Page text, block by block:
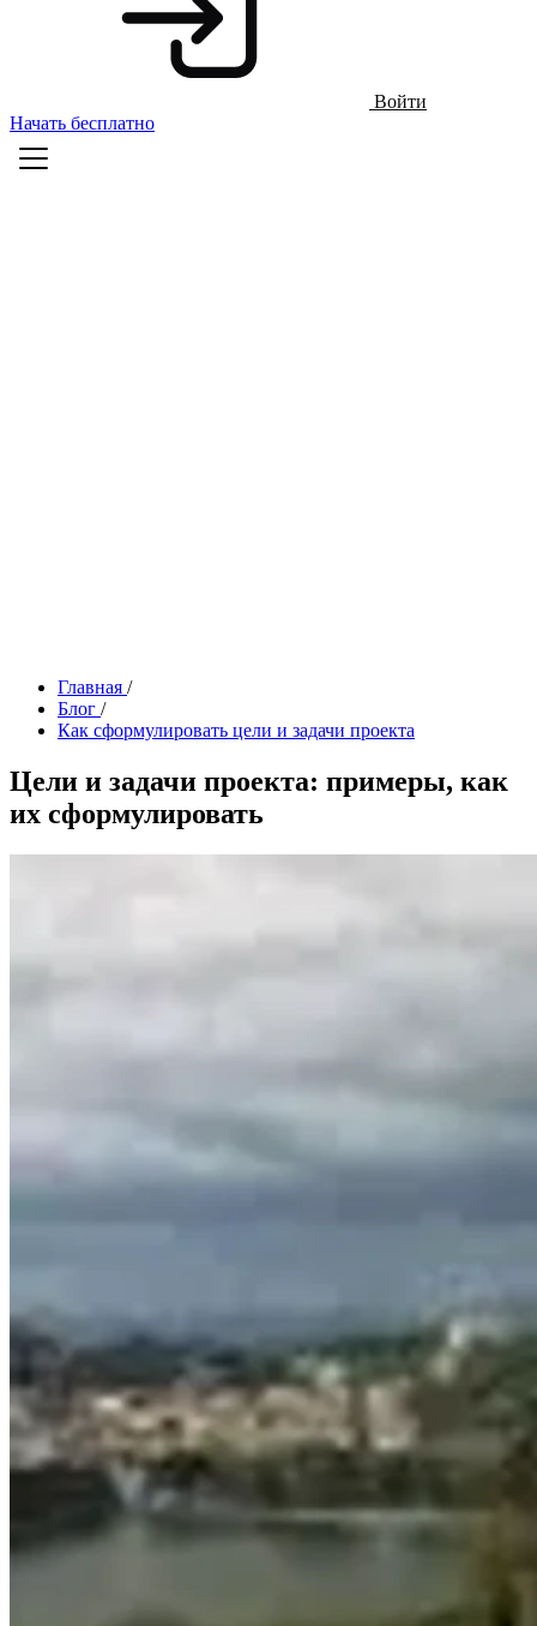
Войти
Начать бесплатно
Главная /
Блог /
Как сформулировать цели и задачи проекта
Цели и задачи проекта: примеры, как
их сформулировать